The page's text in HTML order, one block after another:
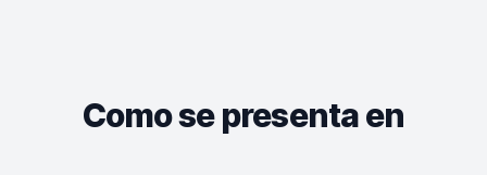
Como se presenta en